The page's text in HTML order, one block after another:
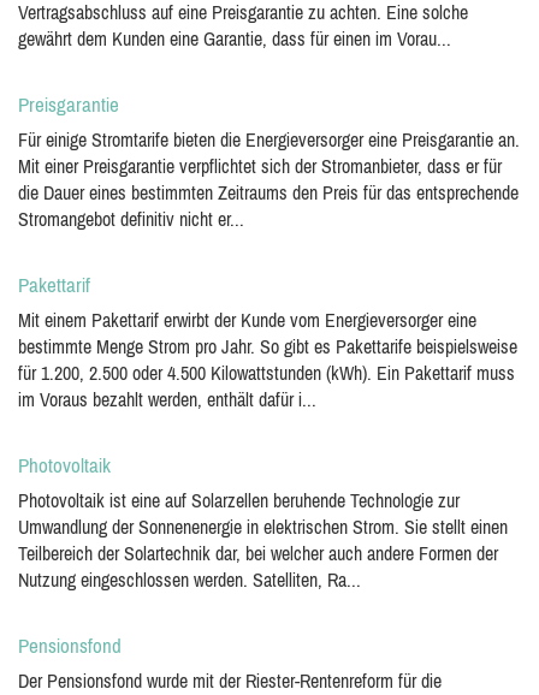
Vertragsabschluss auf eine Preisgarantie zu achten. Eine solche
gewährt dem Kunden eine Garantie, dass für einen im Vorau...
Preisgarantie
Für einige Stromtarife bieten die Energieversorger eine Preisgarantie an.
Mit einer Preisgarantie verpflichtet sich der Stromanbieter, dass er für
die Dauer eines bestimmten Zeitraums den Preis für das entsprechende
Stromangebot definitiv nicht er...
Pakettarif
Mit einem Pakettarif erwirbt der Kunde vom Energieversorger eine
bestimmte Menge Strom pro Jahr. So gibt es Pakettarife beispielsweise
für 1.200, 2.500 oder 4.500 Kilowattstunden (kWh). Ein Pakettarif muss
im Voraus bezahlt werden, enthält dafür i...
Photovoltaik
Photovoltaik ist eine auf Solarzellen beruhende Technologie zur
Umwandlung der Sonnenenergie in elektrischen Strom. Sie stellt einen
Teilbereich der Solartechnik dar, bei welcher auch andere Formen der
Nutzung eingeschlossen werden. Satelliten, Ra...
Pensionsfond
Der Pensionsfond wurde mit der Riester-Rentenreform für die